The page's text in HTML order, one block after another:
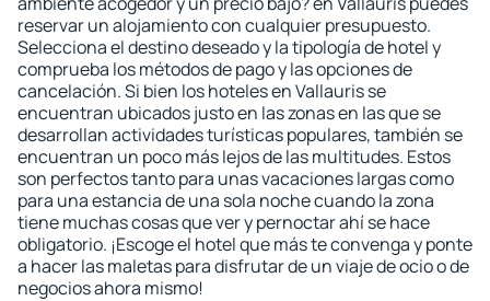
reservar un alojamiento con cualquier presupuesto.
Selecciona el destino deseado y la tipología de hotel y
comprueba los métodos de pago y las opciones de
cancelación. Si bien los hoteles en Vallauris se
encuentran ubicados justo en las zonas en las que se
desarrollan actividades turísticas populares, también se
encuentran un poco más lejos de las multitudes. Estos
son perfectos tanto para unas vacaciones largas como
para una estancia de una sola noche cuando la zona
tiene muchas cosas que ver y pernoctar ahí se hace
obligatorio. ¡Escoge el hotel que más te convenga y ponte
a hacer las maletas para disfrutar de un viaje de ocio o de
negocios ahora mismo!